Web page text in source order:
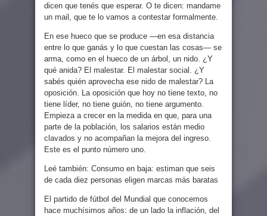
dicen que tenés que esperar. O te dicen: mandame
un mail, que te lo vamos a contestar formalmente.
En ese hueco que se produce —en esa distancia
entre lo que ganás y lo que cuestan las cosas— se
arma, como en el hueco de un árbol, un nido. ¿Y
qué anida? El malestar. El malestar social. ¿Y
sabés quién aprovecha ese nido de malestar? La
oposición. La oposición que hoy no tiene texto, no
tiene líder, no tiene guión, no tiene argumento.
Empieza a crecer en la medida en que, para una
parte de la población, los salarios están medio
clavados y no acompañan la mejora del ingreso.
Este es el punto número uno.
Leé también: Consumo en baja: estiman que seis
de cada diez personas eligen marcas más baratas
El partido de fútbol del Mundial que conocemos
hace muchísimos años: de un lado la inflación, del